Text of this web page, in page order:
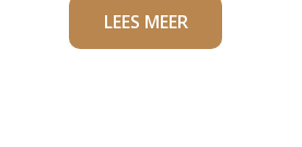
LEES MEER